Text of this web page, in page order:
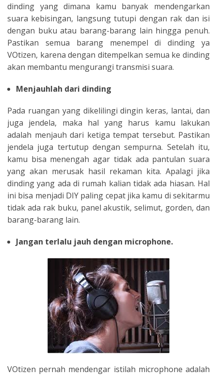
dinding yang dimana kamu banyak mendengarkan
suara kebisingan, langsung tutupi dengan rak dan isi
dengan buku atau barang-barang lain hingga penuh.
Pastikan semua barang menempel di dinding ya
VOtizen, karena dengan ditempelkan semua ke dinding
akan membantu mengurangi transmisi suara.
Menjauhlah dari dinding
Pada ruangan yang dikelilingi dingin keras, lantai, dan
juga jendela, maka hal yang harus kamu lakukan
adalah menjauh dari ketiga tempat tersebut. Pastikan
jendela juga tertutup dengan sempurna. Setelah itu,
kamu bisa menengah agar tidak ada pantulan suara
yang akan merusak hasil rekaman kita. Apalagi jika
dinding yang ada di rumah kalian tidak ada hiasan. Hal
ini bisa menjadi DIY paling cepat jika kamu di sekitarmu
tidak ada rak buku, panel akustik, selimut, gorden, dan
barang-barang lain.
Jangan terlalu jauh dengan microphone.
VOtizen pernah mendengar istilah microphone adalah